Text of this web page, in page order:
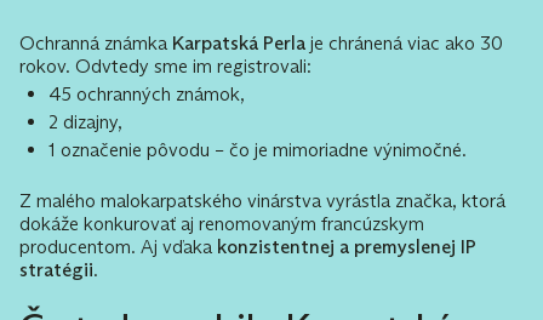
Ochranná známka Karpatská Perla je chránená viac ako 30
rokov. Odvtedy sme im registrovali:
45 ochranných známok,
2 dizajny,
1 označenie pôvodu – čo je mimoriadne výnimočné.
Z malého malokarpatského vinárstva vyrástla značka, ktorá
dokáže konkurovať aj renomovaným francúzskym
producentom. Aj vďaka konzistentnej a premyslenej IP
stratégii.